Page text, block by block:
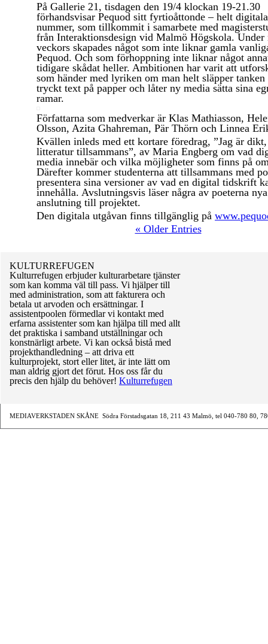
På Gallerie 21, tisdagen den 19/4 klockan 19-21.30
förhandsvisar Pequod sitt fyrtioåttonde – helt
nummer, som tillkommit i samarbete med
från Interaktionsdesign vid Malmö Högskola. Under
veckors skapades något som inte liknar gamla
Pequod. Och som förhoppning inte liknar något
tidigare skådat heller. Ambitionen har varit att
som händer med lyriken om man helt släpper tanken
tryckt text på papper och låter ny media sätta sina
ramar.
Författarna som medverkar är Klas Mathiasson,
Olsson, Azita Ghahreman, Pär Thörn och Linnea
Kvällen inleds med ett kortare föredrag, ”Jag är
litteratur tillsammans”, av Maria Engberg om vad
media innebär och vilka möjligheter som finns på
Därefter kommer studenterna att tillsammans med
presentera sina versioner av vad en digital tidskrift
innehålla. Avslutningsvis läser några av poeterna
anslutning till projektet.
Den digitala utgåvan finns tillgänglig på
« Older Entries
KULTURREFUGEN
Kulturrefugen erbjuder kulturarbetare tjänster
som kan komma väl till pass. Vi hjälper till
med administration, som att fakturera och
betala ut arvoden och ersättningar. I
assistentpoolen förmedlar vi kontakt med
erfarna assistenter som kan hjälpa till med allt
det praktiska i samband utställningar och
konstnärligt arbete. Vi kan också bistå med
projekthandledning – att driva ett
kulturprojekt, stort eller litet, är inte lätt om
man aldrig gjort det förut. Hos oss får du
precis den hjälp du behöver! Kulturrefugen
MEDIAVERKSTADEN SKÅNE Södra Förstadsgatan 18, 211 43 Malmö, tel 040-780 80,